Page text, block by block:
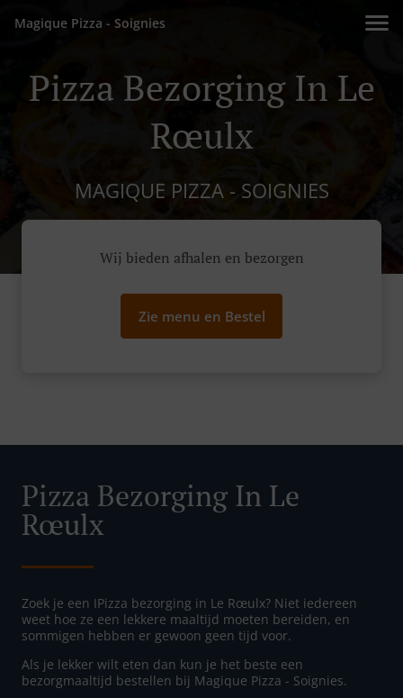
Magique Pizza - Soignies
Pizza Bezorging In Le
Rœulx
MAGIQUE PIZZA - SOIGNIES
Wij bieden afhalen en bezorgen
Zie menu en Bestel
Pizza Bezorging In Le
Rœulx
Zoek je een IPizza bezorging in Le Rœulx? Niet iedereen
weet hoe ze een lekkere maaltijd moeten bereiden, en
sommigen hebben er gewoon geen tijd voor.
Als je lekker wilt eten dan kun je het beste een
bezorgmaaltijd bestellen bij Magique Pizza - Soignies.